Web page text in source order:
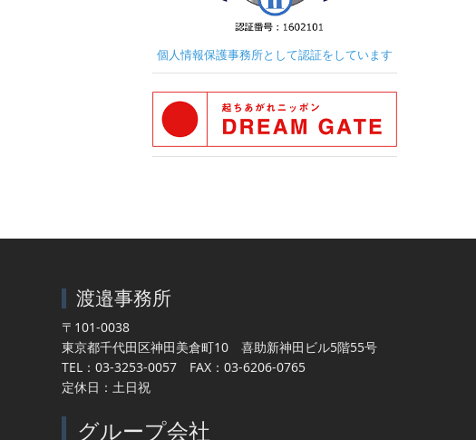
個人情報保護事務所として認証をしています
渡邉事務所
〒101-0038
東京都千代田区神田美倉町10 喜助新神田ビル5階55号
TEL：03-3253-0057 FAX：03-6206-0765
定休日：土日祝
グループ会社